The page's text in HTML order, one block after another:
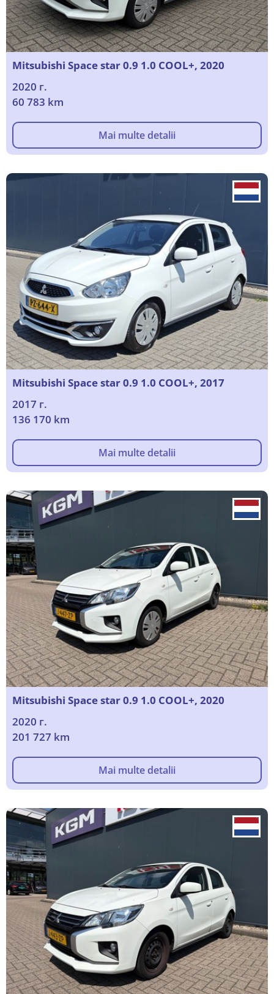
Mitsubishi Space star 0.9 1.0 COOL+, 2020
2020 г.
60 783 km
Mai multe detalii
Mitsubishi Space star 0.9 1.0 COOL+, 2017
2017 г.
136 170 km
Mai multe detalii
Mitsubishi Space star 0.9 1.0 COOL+, 2020
2020 г.
201 727 km
Mai multe detalii